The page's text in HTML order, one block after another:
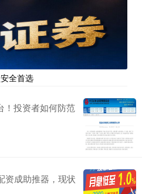
全首选
！投资者如何防范
资成助推器，现状